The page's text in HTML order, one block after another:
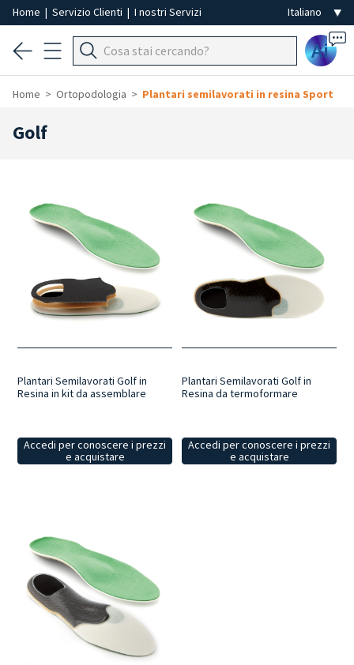
Home | Servizio Clienti | I nostri Servizi
Ai
Home Ortopodologia Plantari semilavorati in resina Sport
Golf
Plantari Semilavorati Golf in
Resina in kit da assemblare
Accedi per conoscere i prezzi
e acquistare
Plantari Semilavorati Golf in
Resina da termoformare
Accedi per conoscere i prezzi
e acquistare